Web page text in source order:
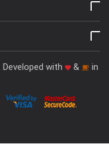
with &
in